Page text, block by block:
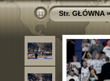
Str. GŁÓWNA